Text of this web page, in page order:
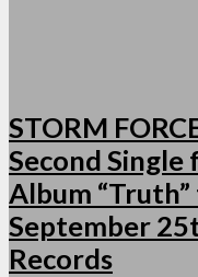
STORM
Second
Album
September
Records